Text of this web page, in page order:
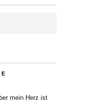
mein Herz ist